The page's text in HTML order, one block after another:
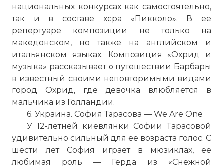
национальных конкурсах как самостоятельно,
так и в составе хора «Пикколо». В ее
репертуаре композиции не только на
македонском, но также на английском и
итальянском языках. Композиция «Охрид и
музыка» рассказывает о путешествии Барбары
в известный своими неповторимыми видами
город Охрид, где девочка влюбляется в
мальчика из Голландии.
6. Украина. София Тарасова — We Are One
У 12-летней киевлянки Софии Тарасовой
удивительно сильный для ее возраста голос. С
шести лет София играет в мюзиклах, ее
любимая роль — Герда из «Снежной